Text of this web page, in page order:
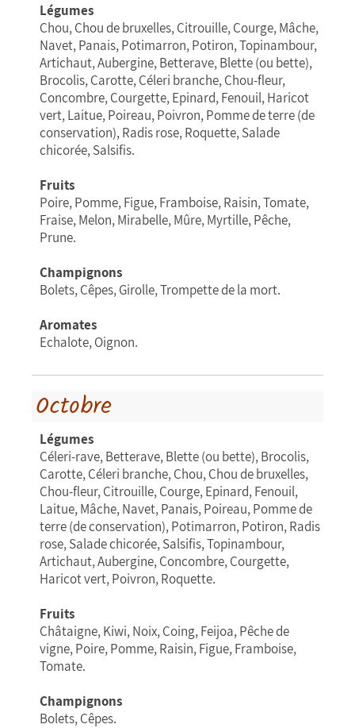
Légumes
Chou, Chou de bruxelles, Citrouille, Courge, Mâche,
Navet, Panais, Potimarron, Potiron, Topinambour,
Artichaut, Aubergine, Betterave, Blette (ou bette),
Brocolis, Carotte, Céleri branche, Chou-fleur,
Concombre, Courgette, Epinard, Fenouil, Haricot
vert, Laitue, Poireau, Poivron, Pomme de terre (de
conservation), Radis rose, Roquette, Salade
chicorée, Salsifis.
Fruits
Poire, Pomme, Figue, Framboise, Raisin, Tomate,
Fraise, Melon, Mirabelle, Mûre, Myrtille, Pêche,
Prune.
Champignons
Bolets, Cêpes, Girolle, Trompette de la mort.
Aromates
Echalote, Oignon.
Octobre
Légumes
Céleri-rave, Betterave, Blette (ou bette), Brocolis,
Carotte, Céleri branche, Chou, Chou de bruxelles,
Chou-fleur, Citrouille, Courge, Epinard, Fenouil,
Laitue, Mâche, Navet, Panais, Poireau, Pomme de
terre (de conservation), Potimarron, Potiron, Radis
rose, Salade chicorée, Salsifis, Topinambour,
Artichaut, Aubergine, Concombre, Courgette,
Haricot vert, Poivron, Roquette.
Fruits
Châtaigne, Kiwi, Noix, Coing, Feijoa, Pêche de
vigne, Poire, Pomme, Raisin, Figue, Framboise,
Tomate.
Champignons
Bolets, Cêpes.